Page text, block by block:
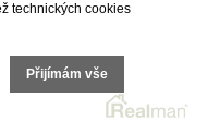
technických cookies
Přijímám vše